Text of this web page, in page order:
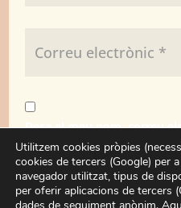
Desa el meu nom, correu
aquest navegador per a la
comenti.
Utilitzem cookies pròpies
cookies de tercers (Google) per
navegador utilitzat, tipus de
per oferir aplicacions de tercers